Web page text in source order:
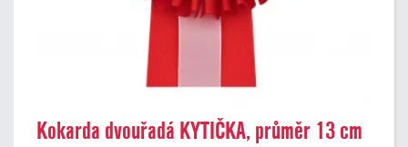
Kokarda dvouřadá KYTIČKA, průměr 13 cm